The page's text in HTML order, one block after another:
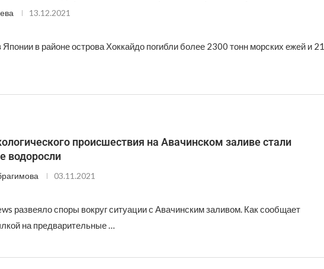
13.12.2021
в районе острова Хоккайдо погибли более 2300 тонн морских ежей и 21
происшествия на Авачинском заливе стали
водоросли
03.11.2021
развеяло споры вокруг ситуации с Авачинским заливом. Как сообщает
на предварительные …